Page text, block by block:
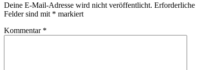
Deine E-Mail-Adresse wird nicht veröffentlicht. Erforderliche
Felder sind mit * markiert
Kommentar *